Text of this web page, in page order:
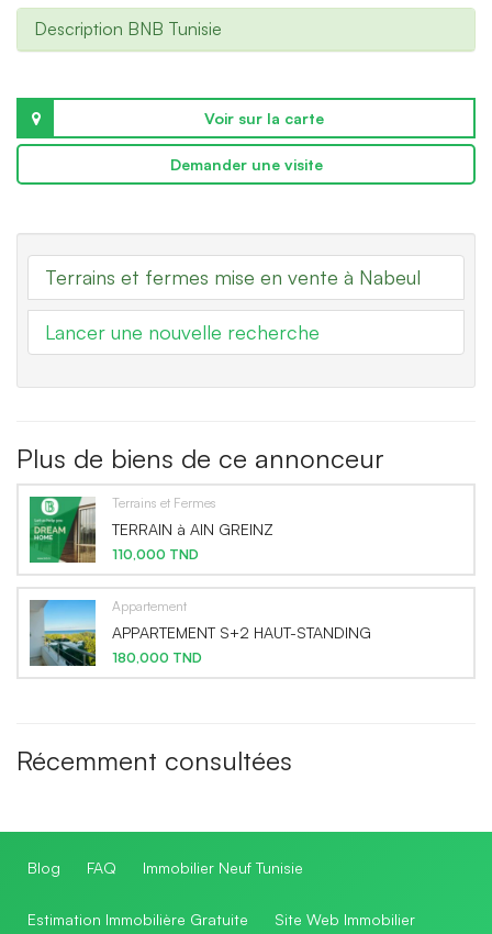
Description BNB Tunisie
Voir sur la carte
Demander une visite
Terrains et fermes mise en vente à Nabeul
Lancer une nouvelle recherche
Plus de biens de ce annonceur
Terrains et Fermes
TERRAIN à AIN GREINZ
110,000 TND
Appartement
APPARTEMENT S+2 HAUT-STANDING
180,000 TND
Récemment consultées
Blog FAQ Immobilier Neuf Tunisie
Estimation Immobilière Gratuite Site Web Immobilier